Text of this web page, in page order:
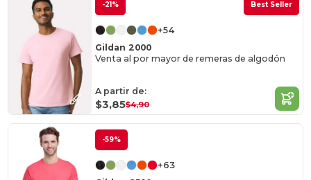
-21% Best Seller
+54
Gildan 2000
Venta al por mayor de remeras de algodón
A partir de:
$3,85$4,90
-59%
+63